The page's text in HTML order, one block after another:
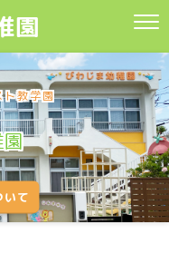
園
ト教学園
園
いて